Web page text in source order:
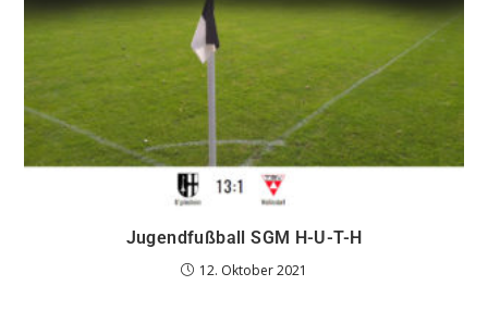
Jugendfußball SGM H-U-T-H
12. Oktober 2021